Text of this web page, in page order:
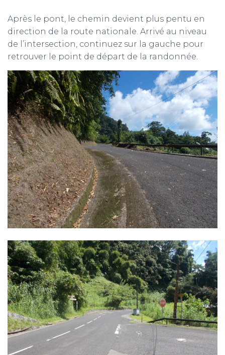
Après le pont, le chemin devient plus pentu en
direction de la route nationale. Arrivé au niveau
de l’intersection, continuez sur la gauche pour
retrouver le point de départ de la randonnée.